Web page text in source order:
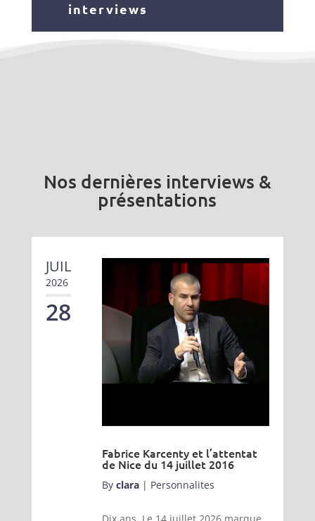
interviews
Nos dernières interviews &
présentations
JUIL
2026
28
Fabrice Karcenty et l’attentat
de Nice du 14 juillet 2016
By clara| Personnalites